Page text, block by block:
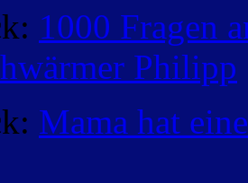
1000 Fragen
Philipp
Mama hat